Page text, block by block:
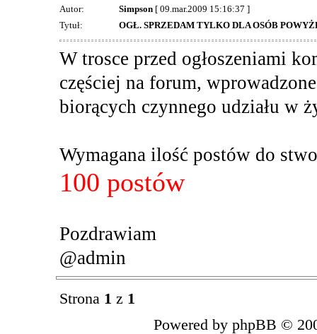
Autor: Simpson[ 09.mar.2009 15:16:37 ]
Tytuł:
OGŁ. SPRZEDAM TYLKO DLA OSÓB
W trosce przed ogłoszeniami
częściej na forum,
biorących czynnego udziału w
Wymagana ilość postów do
100 postów
Pozdrawiam
@admin
Strona 1 z 1
Powered by phpBB ©